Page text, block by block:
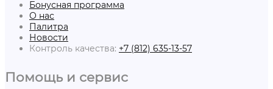
Бонусная программа
О нас
Палитра
Новости
Контроль качества: +7 (812) 635-13-57
Помощь и сервис